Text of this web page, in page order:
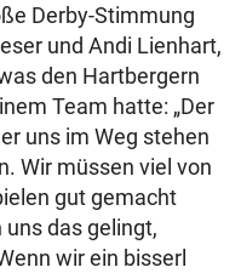
Derby-Stimmung
und Andi Lienhart,
den Hartbergern
Team hatte: „Der
uns im Weg stehen
Wir müssen viel von
gut gemacht
das gelingt,
wir ein bisserl